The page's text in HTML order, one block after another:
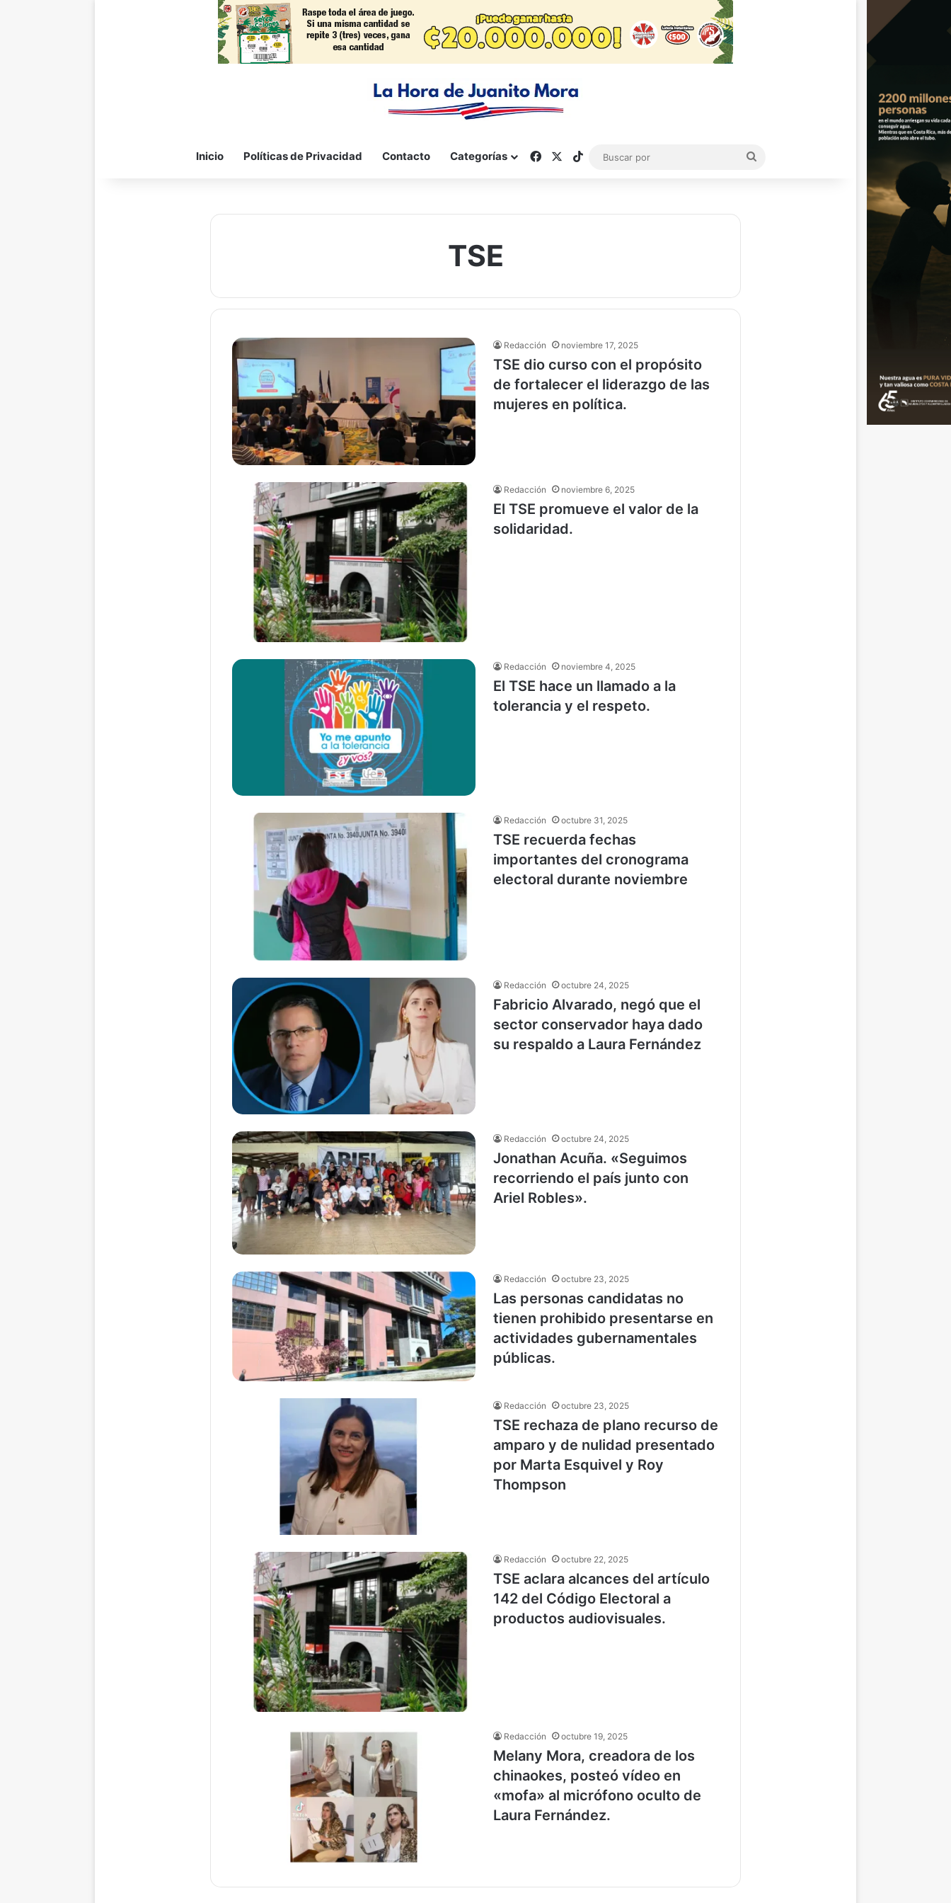
Inicio Políticas de Privacidad Contacto Categorías FacebookTikTok
TSE
Redacción noviembre 17, 2025
TSE dio curso con el propósito
de fortalecer el liderazgo de las
mujeres en política.
Redacción noviembre 6, 2025
El TSE promueve el valor de la
solidaridad.
Redacción noviembre 4, 2025
El TSE hace un llamado a la
tolerancia y el respeto.
Redacción octubre 31, 2025
TSE recuerda fechas
importantes del cronograma
electoral durante noviembre
Redacción octubre 24, 2025
Fabricio Alvarado, negó que el
sector conservador haya dado
su respaldo a Laura Fernández
Redacción octubre 24, 2025
Jonathan Acuña. «Seguimos
recorriendo el país junto con
Ariel Robles».
Redacción octubre 23, 2025
Las personas candidatas no
tienen prohibido presentarse en
actividades gubernamentales
públicas.
Redacción octubre 23, 2025
TSE rechaza de plano recurso de
amparo y de nulidad presentado
por Marta Esquivel y Roy
Thompson
Redacción octubre 22, 2025
TSE aclara alcances del artículo
142 del Código Electoral a
productos audiovisuales.
Redacción octubre 19, 2025
Melany Mora, creadora de los
chinaokes, posteó vídeo en
«mofa» al micrófono oculto de
Laura Fernández.